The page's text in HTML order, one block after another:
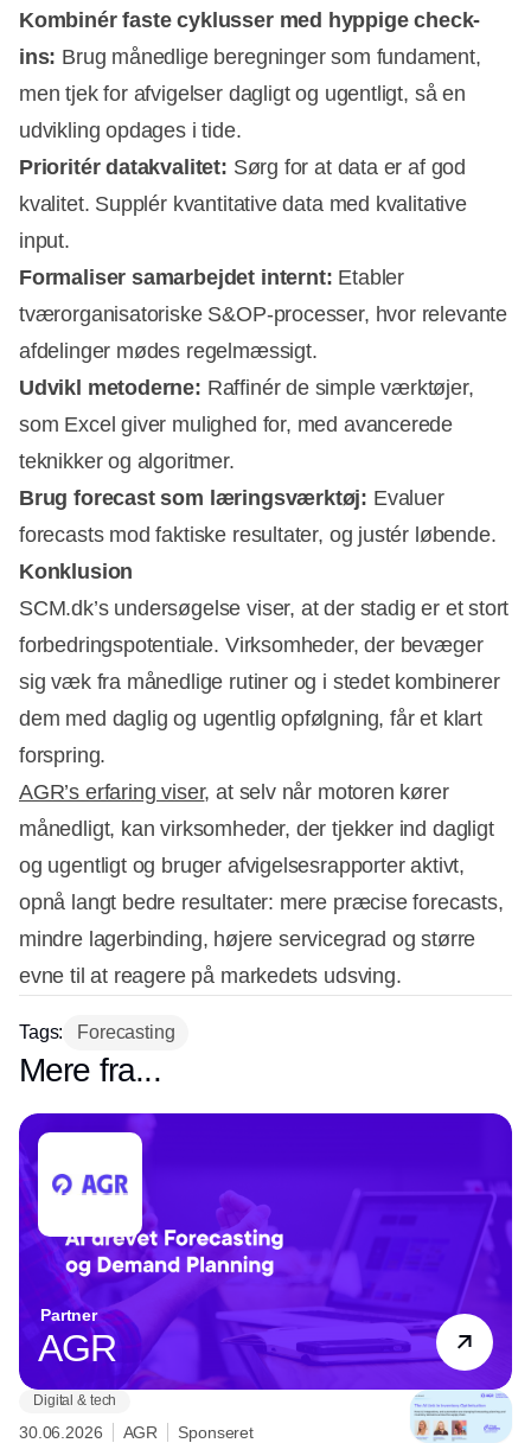
Kombinér faste cyklusser med hyppige check-
ins: Brug månedlige beregninger som fundament,
men tjek for afvigelser dagligt og ugentligt, så en
udvikling opdages i tide.
Prioritér datakvalitet: Sørg for at data er af god
kvalitet. Supplér kvantitative data med kvalitative
input.
Formaliser samarbejdet internt: Etabler
tværorganisatoriske S&OP-processer, hvor relevante
afdelinger mødes regelmæssigt.
Udvikl metoderne: Raffinér de simple værktøjer,
som Excel giver mulighed for, med avancerede
teknikker og algoritmer.
Brug forecast som læringsværktøj: Evaluer
forecasts mod faktiske resultater, og justér løbende.
Konklusion
SCM.dk’s undersøgelse viser, at der stadig er et stort
forbedringspotentiale. Virksomheder, der bevæger
sig væk fra månedlige rutiner og i stedet kombinerer
dem med daglig og ugentlig opfølgning, får et klart
forspring.
AGR’s erfaring viser, at selv når motoren kører
månedligt, kan virksomheder, der tjekker ind dagligt
og ugentligt og bruger afvigelsesrapporter aktivt,
opnå langt bedre resultater: mere præcise forecasts,
mindre lagerbinding, højere servicegrad og større
evne til at reagere på markedets udsving.
Tags: Forecasting
Mere fra...
Partner
AGR
Digital & tech
30.06.2026 AGR Sponseret